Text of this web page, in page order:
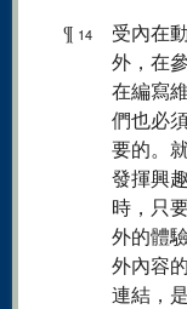
¶ 14
受內在
外，在
在編寫
們也必
要的。
發揮興
時，只
外的體
外內容
連結，